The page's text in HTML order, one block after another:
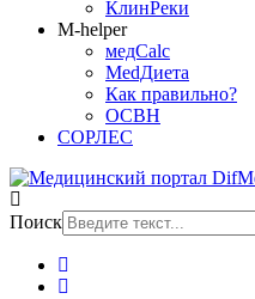
КлинРеки
M-helper
медCalc
MedДиета
Как правильно?
ОСВН
СОРЛЕС
Поиск